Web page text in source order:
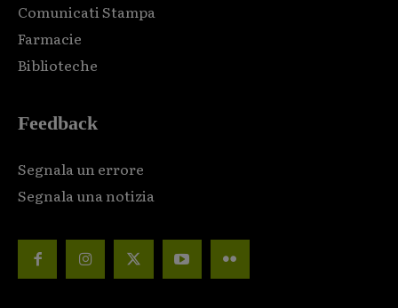
Comunicati Stampa
Farmacie
Biblioteche
Feedback
Segnala un errore
Segnala una notizia